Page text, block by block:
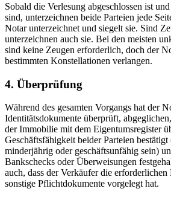
Sobald die Verlesung abgeschlossen ist
sind, unterzeichnen beide Parteien jede
Notar unterzeichnet und siegelt sie. Sind
unterzeichnen auch sie. Bei den meisten
sind keine Zeugen erforderlich, doch der
bestimmten Konstellationen verlangen.
4. Überprüfung
Während des gesamten Vorgangs hat der
Identitätsdokumente überprüft,
der Immobilie mit dem Eigentumsregister
Geschäftsfähigkeit beider Parteien
minderjährig oder geschäftsunfähig sein)
Bankschecks oder Überweisungen
auch, dass der Verkäufer die erforderlichen
sonstige Pflichtdokumente vorgelegt hat.